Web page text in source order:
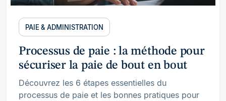
PAIE & ADMINISTRATION
Processus de paie : la méthode pour
sécuriser la paie de bout en bout
Découvrez les 6 étapes essentielles du
processus de paie et les bonnes pratiques pour